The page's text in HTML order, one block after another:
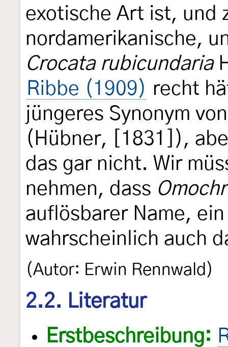
exotische Art ist, und
nordamerikanische,
Crocata rubicundaria
Ribbe (1909) recht
jüngeres Synonym
(Hübner, [1831]),
das gar nicht. Wir
nehmen, dass
auflösbarer Name,
wahrscheinlich auch
(Autor: Erwin Rennwald)
2.2. Literatur
Erstbeschreibung: